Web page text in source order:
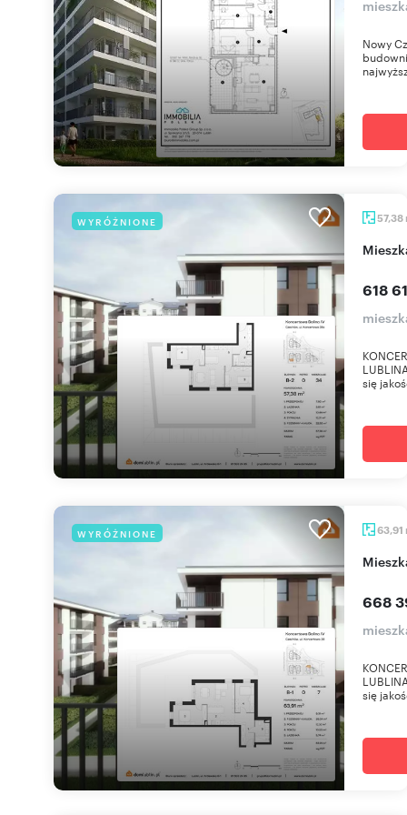
Nowy
WYRÓŻNIONE 57,38
618
się
WYRÓŻNIONE 63,91
668
się